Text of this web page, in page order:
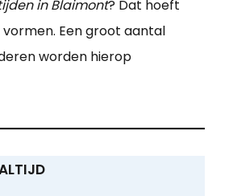
in Blaimont? Dat hoeft
Een groot aantal
worden hierop